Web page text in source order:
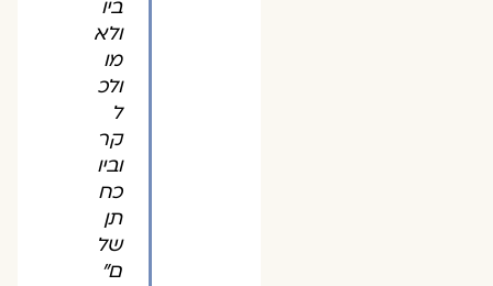
ביו
ולא
מו
ולכ
ל
קר
וביו
כח
תן
של
ם"